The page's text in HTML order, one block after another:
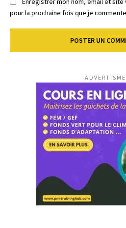
pour la prochaine fois que je